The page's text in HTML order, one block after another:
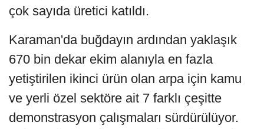
çok sayıda üretici katıldı.
Karaman'da buğdayın ardından yaklaşık
670 bin dekar ekim alanıyla en fazla
yetiştirilen ikinci ürün olan arpa için kamu
ve yerli özel sektöre ait 7 farklı çeşitte
demonstrasyon çalışmaları sürdürülüyor.